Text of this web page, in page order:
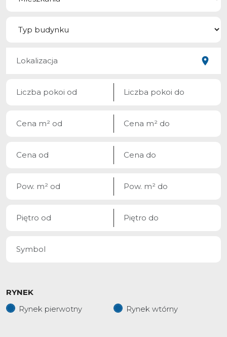
RYNEK
Rynek pierwotny
Rynek wtórny